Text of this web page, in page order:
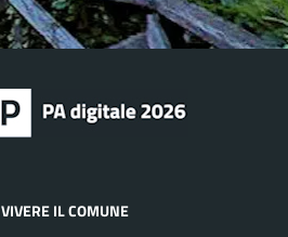
VIVERE IL COMUNE